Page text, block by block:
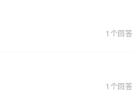
1个回答
1个回答